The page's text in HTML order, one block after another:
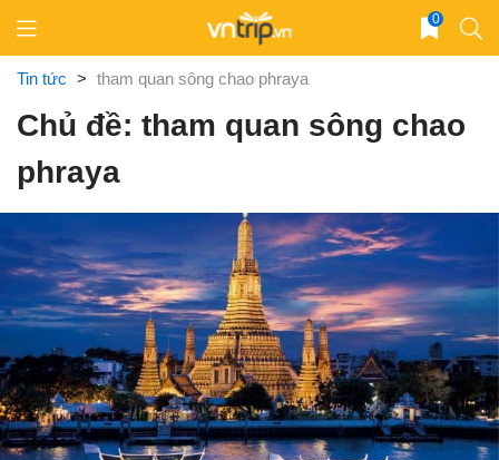
content
0
Tin tức > tham quan sông chao phraya
Chủ đề: tham quan sông chao
phraya